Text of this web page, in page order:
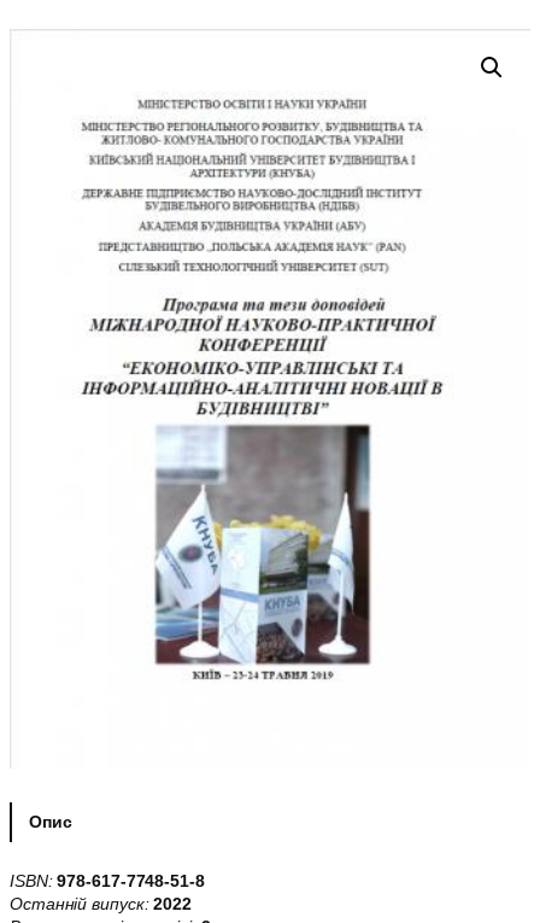
Опис
ISBN: 978-617-7748-51-8
Останній випуск:2022